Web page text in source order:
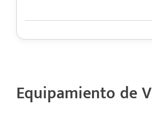
Equipamiento de